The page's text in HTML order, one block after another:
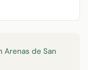
Arenas de San